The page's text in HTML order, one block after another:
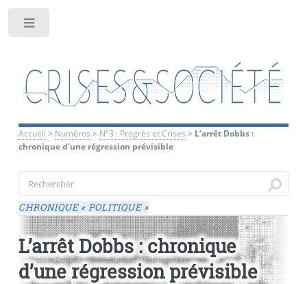
Accueil > Numéros > N°3 : Progrès et Crises > L’arrêt Dobbs :
chronique d’une régression prévisible
CHRONIQUE « POLITIQUE »
L’arrêt Dobbs : chronique
d’une régression prévisible